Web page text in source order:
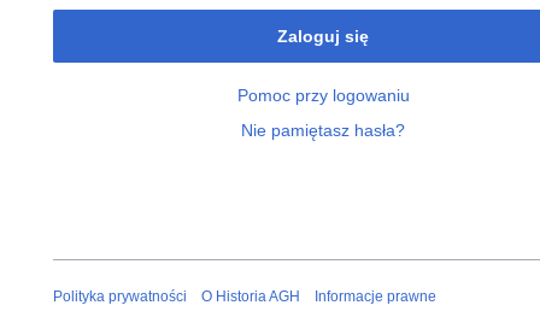
Zaloguj się
Pomoc przy logowaniu
Nie pamiętasz hasła?
Polityka prywatności O Historia AGH Informacje prawne